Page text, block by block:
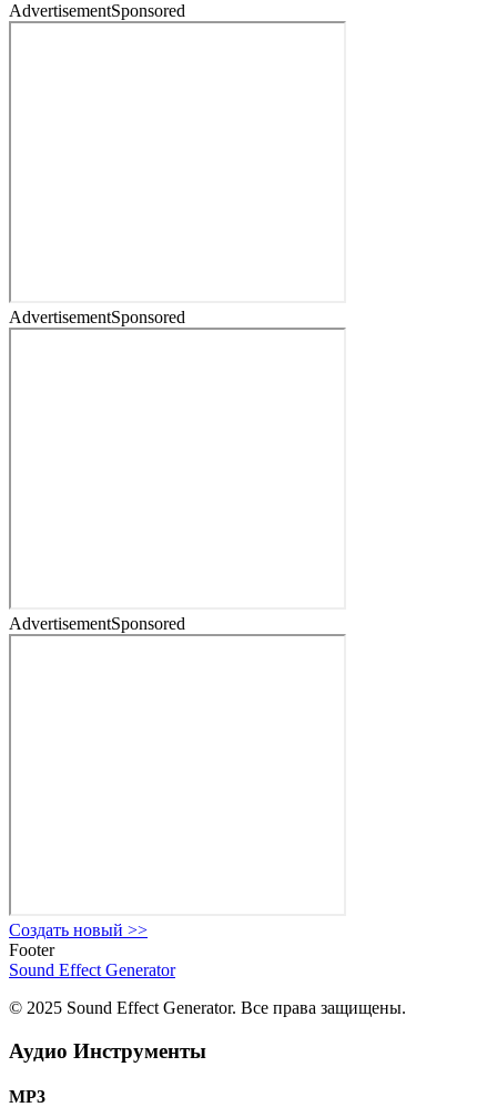
AdvertisementSponsored
AdvertisementSponsored
AdvertisementSponsored
Создать новый >>
Footer
Sound Effect Generator
© 2025 Sound Effect Generator. Все права защищены.
Аудио Инструменты
MP3